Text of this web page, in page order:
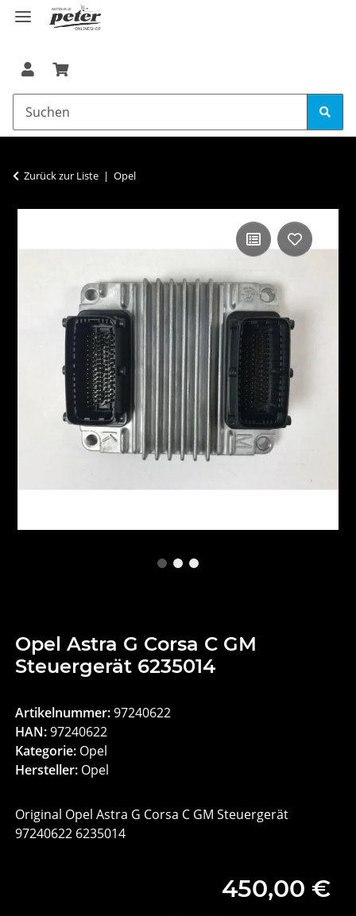
Zurück zur Liste Opel
Opel Astra G Corsa C GM
Steuergerät 6235014
Artikelnummer:97240622
HAN:97240622
Kategorie: Opel
Hersteller: Opel
Original Opel Astra G Corsa C GM Steuergerät
97240622 6235014
450,00 €